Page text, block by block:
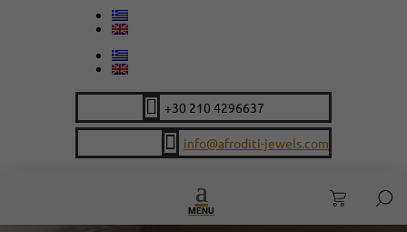
 +30 210 4296637
 info@afroditi-jewels.com
MENU